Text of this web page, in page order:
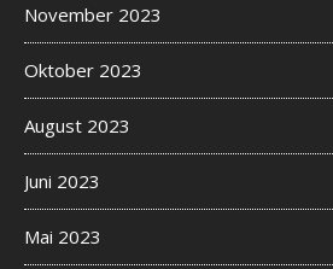
November 2023
Oktober 2023
August 2023
Juni 2023
Mai 2023